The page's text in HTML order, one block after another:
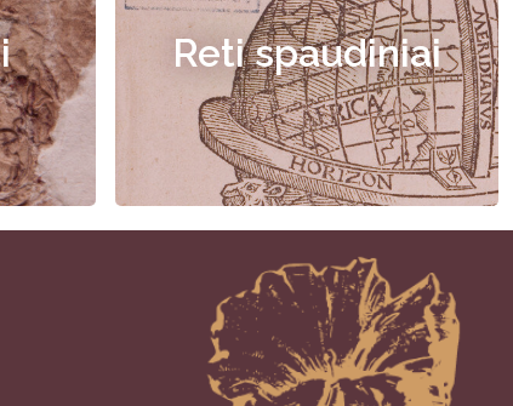
Reti spaudiniai